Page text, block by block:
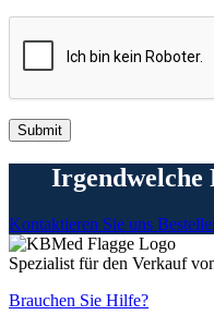
Irgendwelche
Kontaktieren Sie uns
Spezialist für den Verkauf
Brauchen Sie Hilfe?